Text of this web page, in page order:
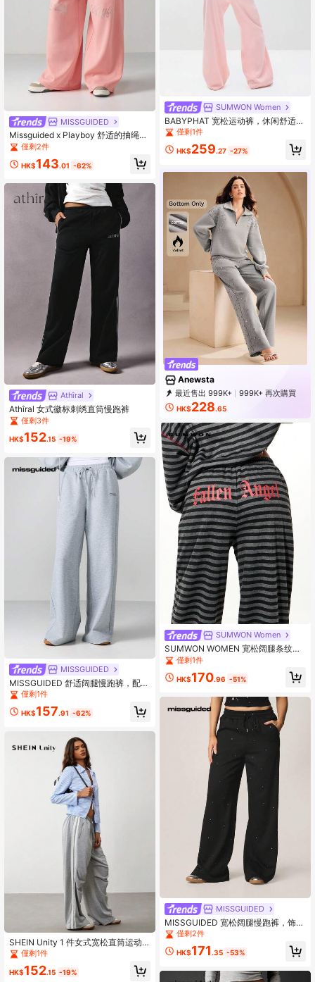
MISSGUIDED
Missguided x Playboy 舒适的抽绳阔
腿运动裤，饰有水钻文字细节，适合
居家穿着
僅剩2件
HK$143.01 -62%
Athîral
Athîral 女式徽标刺绣直筒慢跑裤
僅剩3件
HK$152.15 -19%
MISSGUIDED
MISSGUIDED 舒适阔腿慢跑裤，配有
抽绳腰带和侧袋，适合休闲居家穿着
和日常穿着。
僅剩1件
HK$157.91 -62%
SHEIN Unity 1 件女式宽松直筒运动
裤，撞色，松紧腰，运动，休闲，复
古，适合秋冬季
僅剩1件
HK$152.15 -19%
SUMWON Women
BABYPHAT 宽松运动裤，休闲舒适家
居服，阔腿抽绳腰裤
僅剩1件
HK$259.27 -27%
Anewsta
最近售出 999K+
999K+ 再次購買
4M Followers
HK$228.65
SUMWON Women
SUMWON WOMEN 宽松阔腿条纹慢
跑裤，哥特式文字印花，休闲居家服
僅剩1件
HK$170.96 -51%
MISSGUIDED
MISSGUIDED 宽松阔腿慢跑裤，饰有
烫钻水晶水钻印花
僅剩2件
HK$171 .35 -53%